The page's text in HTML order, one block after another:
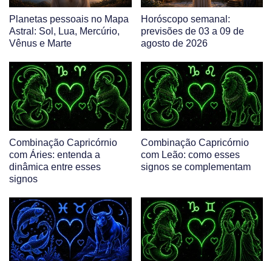
Planetas pessoais no Mapa
Astral: Sol, Lua, Mercúrio,
Vênus e Marte
Horóscopo semanal:
previsões de 03 a 09 de
agosto de 2026
Combinação Capricórnio
com Áries: entenda a
dinâmica entre esses
signos
Combinação Capricórnio
com Leão: como esses
signos se complementam